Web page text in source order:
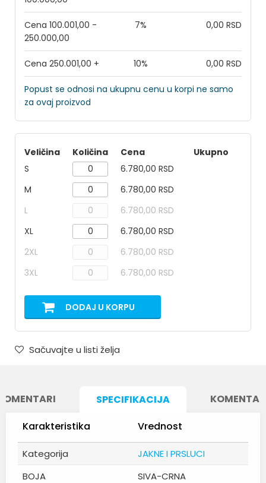
Cena 100.001,00 -
250.000,00
7% 0,00 RSD
Cena 250.001,00 + 10% 0,00 RSD
Popust se odnosi na ukupnu cenu u korpi ne samo
za ovaj proizvod
Veličina Količina Cena
Ukupno
S
6.780,00 RSD
M
6.780,00 RSD
L
6.780,00 RSD
XL
6.780,00 RSD
2XL
6.780,00 RSD
3XL
6.780,00 RSD
DODAJ U KORPU
Sačuvajte u listi želja
SPECIFIKACIJA
Karakteristika
Vrednost
Kategorija
JAKNE I PRSLUCI
BOJA
SIVA-CRNA